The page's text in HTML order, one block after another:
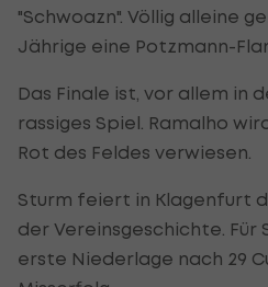
"Schwoazn". Völlig alleine
Jährige eine Potzmann-
Das Finale ist, vor allem in
rassiges Spiel. Ramalho
Rot des Feldes verwiesen.
Sturm feiert in Klagenfurt
der Vereinsgeschichte. Für
erste Niederlage nach 29